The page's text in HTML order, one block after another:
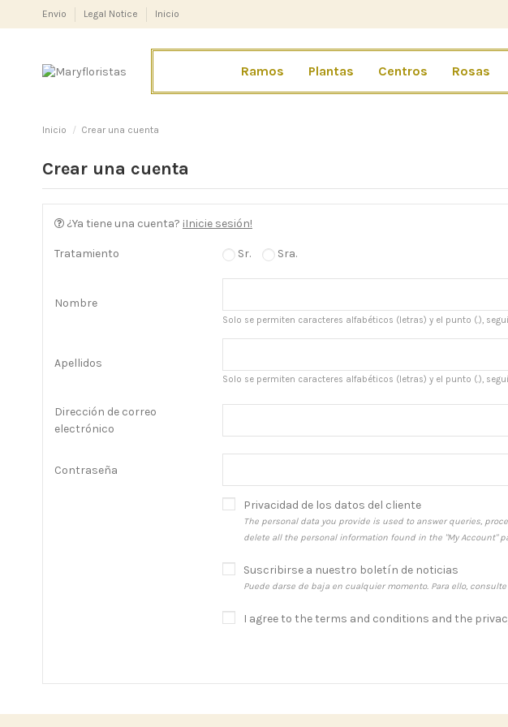
Envio Legal Notice Inicio
Ramos Plantas Centros Rosas
Inicio Crear una cuenta
Crear una cuenta
¿Ya tiene una cuenta? ¡Inicie sesión!
Tratamiento Sr. Sra.
Nombre
Solo se permiten caracteres alfabéticos (letras) y el punto (.),
Apellidos
Solo se permiten caracteres alfabéticos (letras) y el punto (.),
Dirección de correo
electrónico
Contraseña
Privacidad de los datos del cliente
The personal data you provide is used to answer queries,
delete all the personal information found in the "My Account"
Suscribirse a nuestro boletín de noticias
Puede darse de baja en cualquier momento. Para ello,
I agree to the terms and conditions and the